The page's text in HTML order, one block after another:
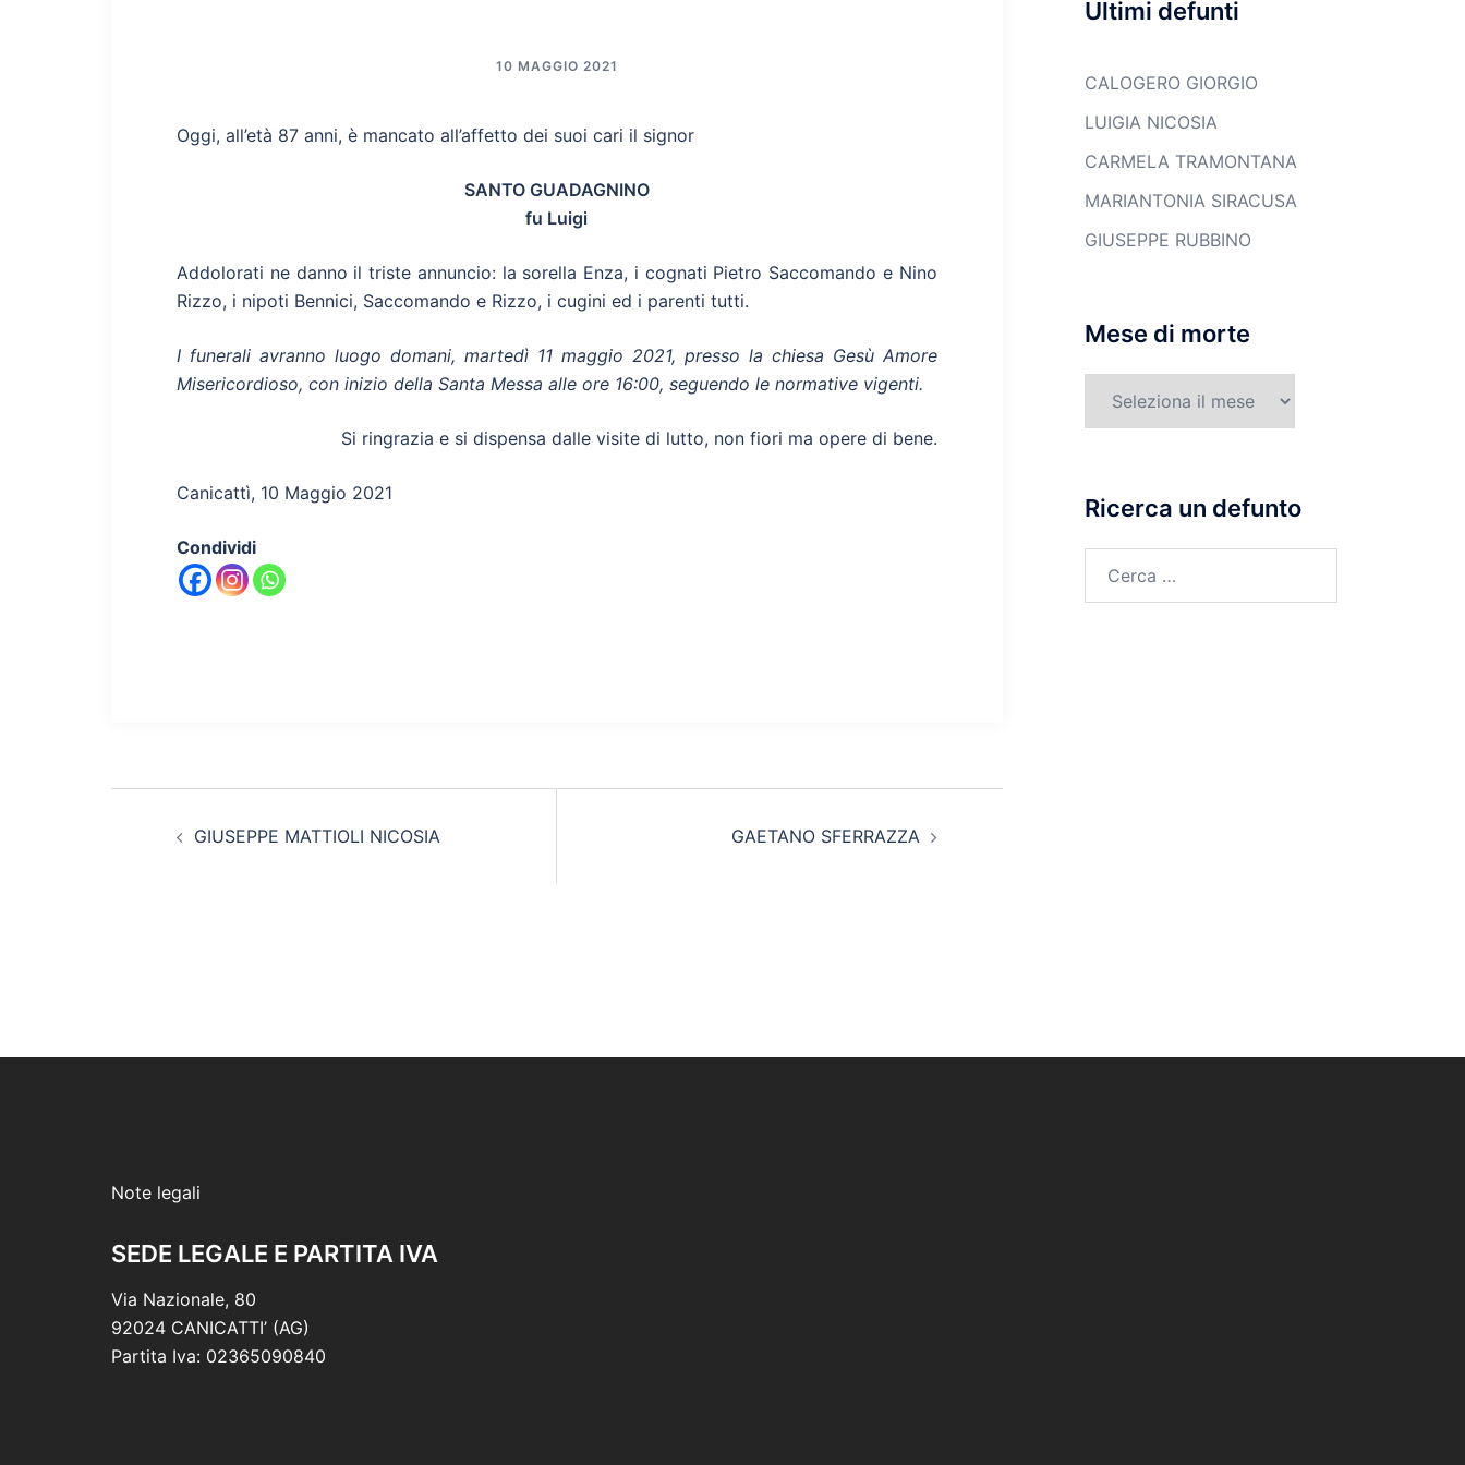
10 MAGGIO 2021
Oggi, all’età 87 anni, è mancato all’affetto dei suoi cari il signor
SANTO GUADAGNINO
fu Luigi
Addolorati ne danno il triste annuncio: la sorella Enza, i cognati Pietro Saccomando e Nino
Rizzo, i nipoti Bennici, Saccomando e Rizzo, i cugini ed i parenti tutti.
I funerali avranno luogo domani, martedì 11 maggio 2021, presso la chiesa Gesù Amore
Misericordioso, con inizio della Santa Messa alle ore 16:00, seguendo le normative vigenti.
Si ringrazia e si dispensa dalle visite di lutto, non fiori ma opere di bene.
Canicattì, 10 Maggio 2021
Condividi
articolo
GIUSEPPE MATTIOLI NICOSIA GAETANO SFERRAZZA
Ultimi defunti
CALOGERO GIORGIO
LUIGIA NICOSIA
CARMELA TRAMONTANA
MARIANTONIA SIRACUSA
GIUSEPPE RUBBINO
Mese di morte
Ricerca un defunto
Note legali
SEDE LEGALE E PARTITA IVA
Via Nazionale, 80
92024 CANICATTI’ (AG)
Partita Iva: 02365090840